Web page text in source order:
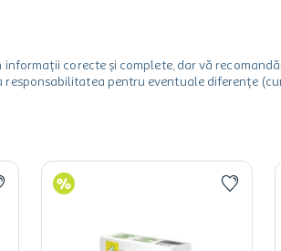
corecte și complete, dar vă
pentru eventuale diferențe